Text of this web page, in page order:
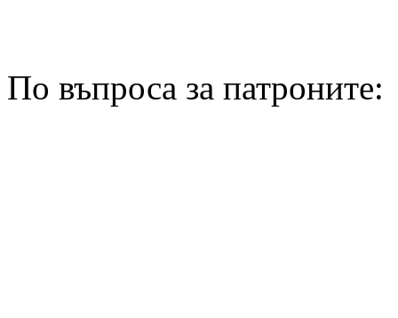
По въпроса за патроните: